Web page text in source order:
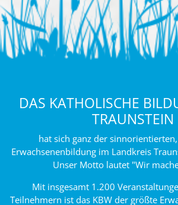
DAS KATHOLISCHE
TRAUNSTEIN
hat sich ganz der
Erwachsenenbildung im Landkreis
Unser Motto lautet "Wir
Mit insgesamt 1.200
Teilnehmern ist das KBW der größte